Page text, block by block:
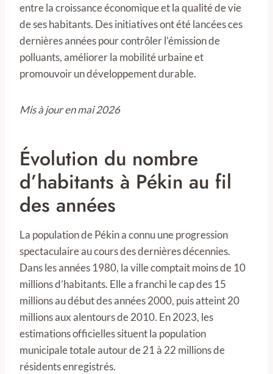
entre la croissance économique et la qualité de vie
de ses habitants. Des initiatives ont été lancées ces
dernières années pour contrôler l’émission de
polluants, améliorer la mobilité urbaine et
promouvoir un développement durable.
Mis à jour en mai 2026
Évolution du nombre
d’habitants à Pékin au fil
des années
La population de Pékin a connu une progression
spectaculaire au cours des dernières décennies.
Dans les années 1980, la ville comptait moins de 10
millions d’habitants. Elle a franchi le cap des 15
millions au début des années 2000, puis atteint 20
millions aux alentours de 2010. En 2023, les
estimations officielles situent la population
municipale totale autour de 21 à 22 millions de
résidents enregistrés.